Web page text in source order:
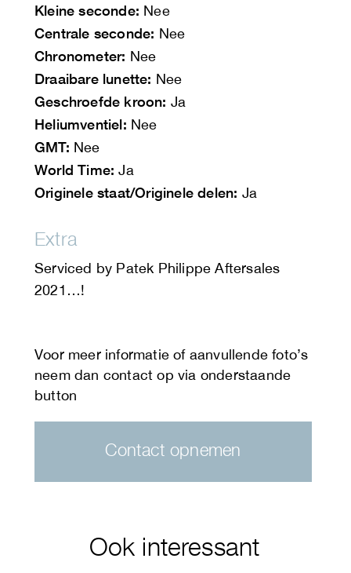
Kleine seconde: Nee
Centrale seconde: Nee
Chronometer: Nee
Draaibare lunette: Nee
Geschroefde kroon: Ja
Heliumventiel: Nee
GMT: Nee
World Time: Ja
Originele staat/Originele delen: Ja
Extra
Serviced by Patek Philippe Aftersales
2021…!
Contact opnemen
Ook interessant